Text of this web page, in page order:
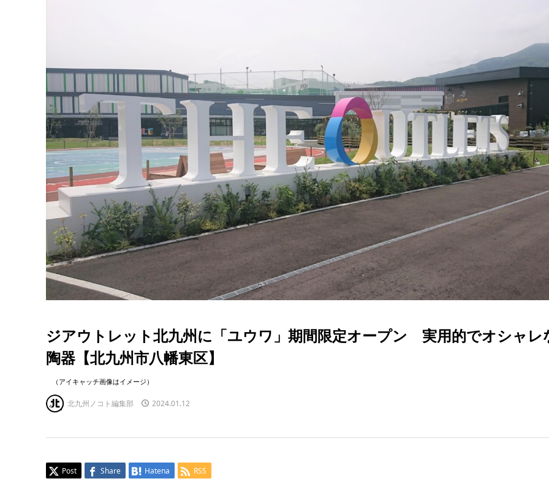
ジアウトレット北九州に「ユウワ」期間限定オープン 実用的でオシャレ
陶器【北九州市八幡東区】
（アイキャッチ画像はイメージ）
北九州ノコト編集部 2024.01.12
Post Share Hatena RSS